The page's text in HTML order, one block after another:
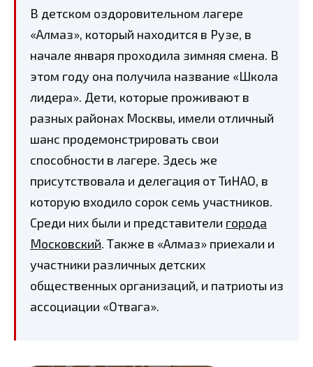
В детском оздоровительном лагере
«Алмаз», который находится в Рузе, в
начале января проходила зимняя смена. В
этом году она получила название «Школа
лидера». Дети, которые проживают в
разных районах Москвы, имели отличный
шанс продемонстрировать свои
способности в лагере. Здесь же
присутствовала и делегация от ТиНАО, в
которую входило сорок семь участников.
Среди них были и представители города
Московский. Также в «Алмаз» приехали и
участники различных детских
общественных организаций, и патриоты из
ассоциации «Отвага».